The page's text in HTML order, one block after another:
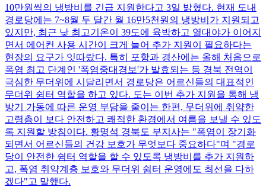
10만원씩의 냉방비를 긴급 지원한다고 3일 밝혔다. 현재 도내
경로당에는 7~8월 두 달간 월 16만5천원의 냉방비가 지원되고
있지만, 최근 낮 최고기온이 39도에 육박하고 열대야가 이어지
면서 에어컨 사용 시간이 크게 늘어 추가 지원이 필요하다는
현장의 요구가 잇따랐다. 특히 포항과 경산에는 올해 처음으로
폭염 최고 단계인 '폭염중대경보'가 발효되는 등 경북 전역이
극심한 무더위에 시달리면서 경로당은 어르신들의 대표적인
무더위 쉼터 역할을 하고 있다. 도는 이번 추가 지원을 통해 냉
방기 가동에 따른 운영 부담을 줄이는 한편, 무더위에 취약한
고령층이 보다 안전하고 쾌적한 환경에서 여름을 보낼 수 있도
록 지원할 방침이다. 황명석 경북도 부지사는 "폭염이 장기화
되면서 어르신들의 건강 보호가 무엇보다 중요하다"며 "경로
당이 안전한 쉼터 역할을 할 수 있도록 냉방비를 추가 지원하
고, 폭염 취약계층 보호와 무더위 쉼터 운영에도 최선을 다하
겠다"고 말했다.